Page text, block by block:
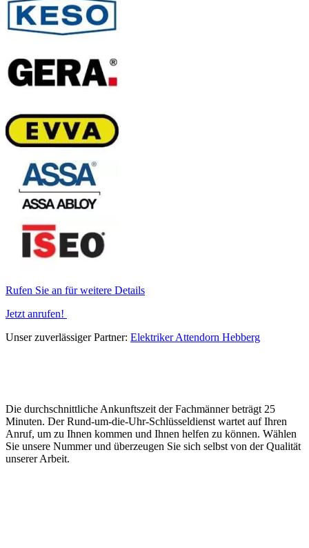
Rufen Sie an für weitere Details
Jetzt anrufen!
Unser zuverlässiger Partner: Elektriker Attendorn Hebberg
Die durchschnittliche Ankunftszeit der Fachmänner beträgt 25
Minuten. Der Rund-um-die-Uhr-Schlüsseldienst wartet auf Ihren
Anruf, um zu Ihnen kommen und Ihnen helfen zu können. Wählen
Sie unsere Nummer und überzeugen Sie sich selbst von der Qualität
unserer Arbeit.